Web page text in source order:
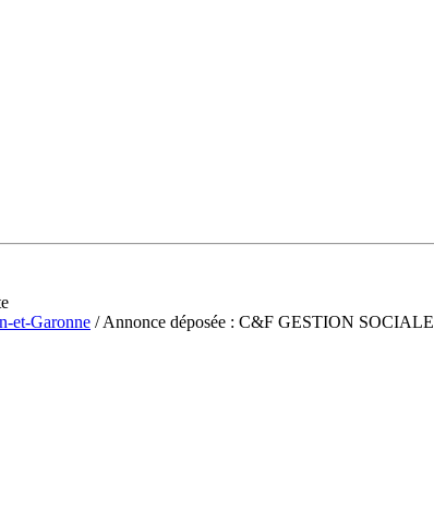
et-Garonne / Annonce déposée : C&F GESTION SOCIALE